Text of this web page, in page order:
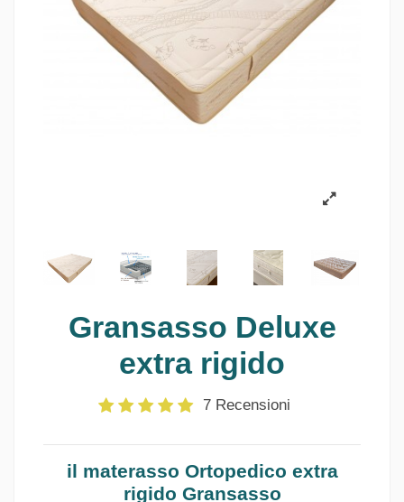
Gransasso Deluxe
extra rigido
7 Recensioni
il materasso Ortopedico extra
rigido Gransasso